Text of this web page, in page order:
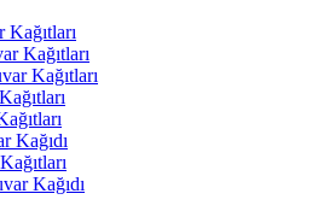
Kağıtları
Kağıtları
Kağıdı
Kağıdı